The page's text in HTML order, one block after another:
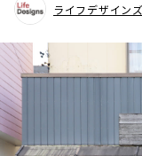
ライフデザイン